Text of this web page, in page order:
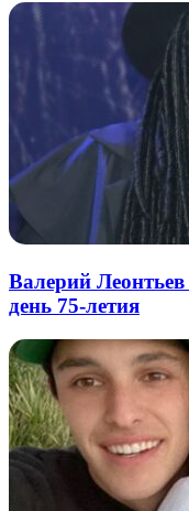
Валерий Леонтьев
день 75-летия